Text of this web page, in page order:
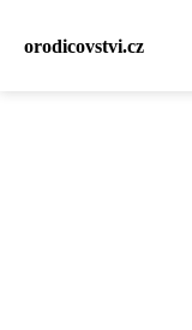
orodicovstvi.cz